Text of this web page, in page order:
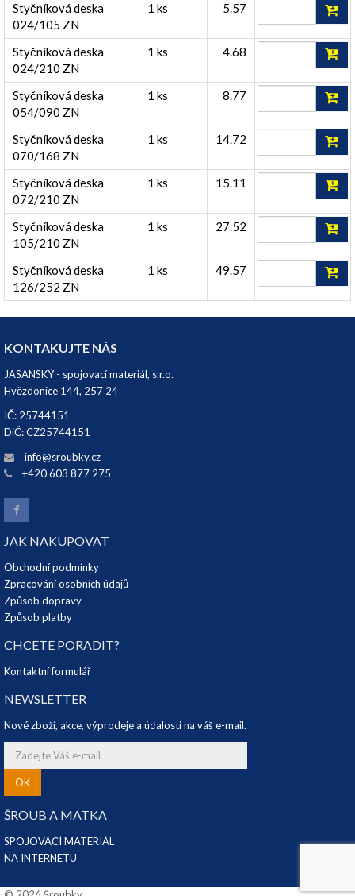
Styčníková deska
024/105 ZN
1 ks 5.57
Styčníková deska
024/210 ZN
1 ks 4.68
Styčníková deska
054/090 ZN
1 ks 8.77
Styčníková deska
070/168 ZN
1 ks 14.72
Styčníková deska
072/210 ZN
1 ks 15.11
Styčníková deska
105/210 ZN
1 ks 27.52
Styčníková deska
126/252 ZN
1 ks 49.57
KONTAKUJTE NÁS
JASANSKÝ - spojovací materiál, s.r.o.
Hvězdonice 144, 257 24
IČ: 25744151
DiČ: CZ25744151
info@sroubky.cz
+420 603 877 275
JAK NAKUPOVAT
Obchodní podmínky
Zpracování osobních údajů
Způsob dopravy
Způsob platby
CHCETE PORADIT?
Kontaktní formulář
NEWSLETTER
Nové zboží, akce, výprodeje a údalosti na váš e-mail.
OK
ŠROUB A MATKA
SPOJOVACÍ MATERIÁL
NA INTERNETU